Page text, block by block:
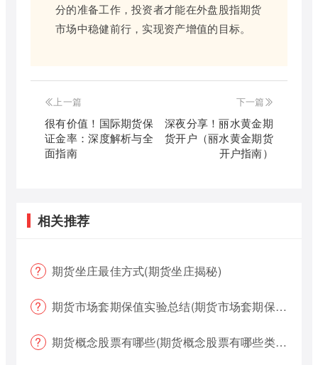
分的准备工作，投资者才能在外盘股指期货
市场中稳健前行，实现资产增值的目标。
上一篇
很有价值！国际期货保
证金率：深度解析与全
面指南
下一篇
深夜分享！丽水黄金期
货开户（丽水黄金期货
开户指南）
相关推荐
期货坐庄最佳方式(期货坐庄揭秘)
期货市场套期保值实验总结(期货市场套期保值实验总结报告)
期货概念股票有哪些(期货概念股票有哪些类型)